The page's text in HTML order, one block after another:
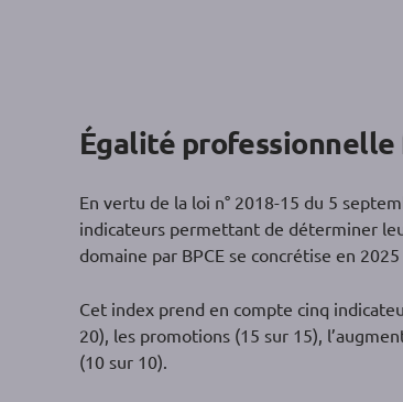
Égalité professionnelle
En vertu de la loi n° 2018-15 du 5
indicateurs permettant de déterminer
domaine par BPCE se concrétise en
Cet index prend en compte cinq
20), les promotions (15 sur 15),
(10 sur 10).